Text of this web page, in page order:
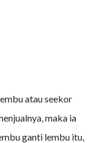
atau seekor
maka ia
ganti lembu itu,